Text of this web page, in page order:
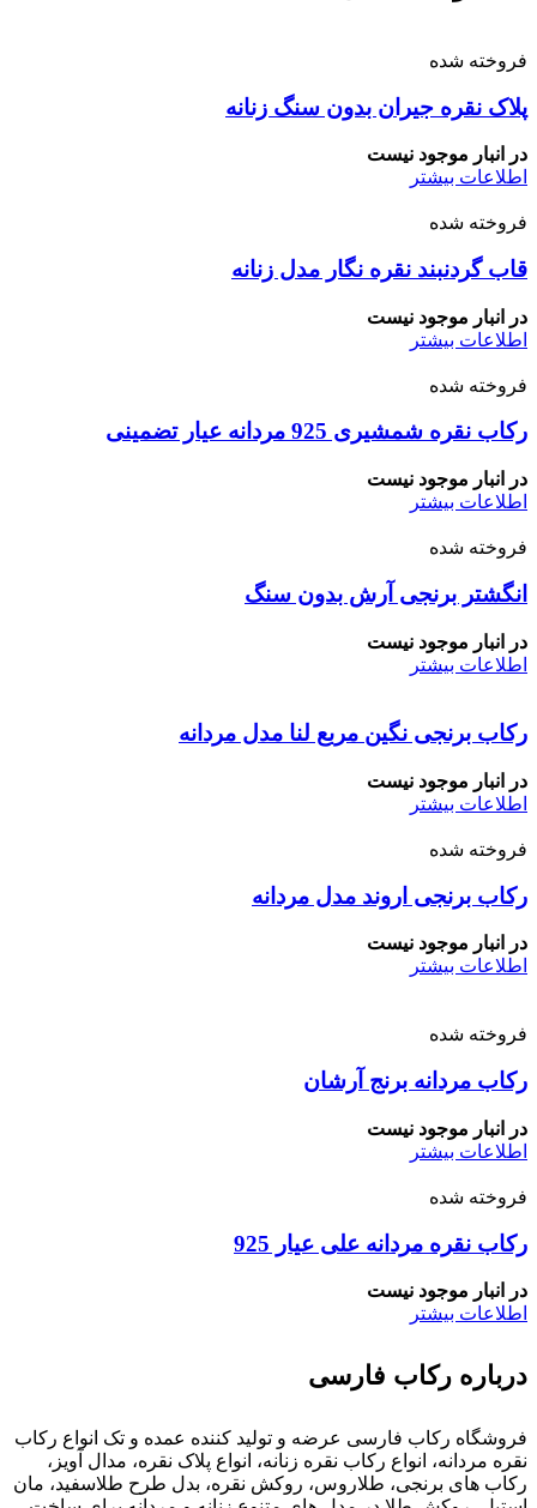
فروخته شده
پلاک نقره جیران بدون سنگ زنانه
در انبار موجود نیست
اطلاعات بیشتر
فروخته شده
قاب گردنبند نقره نگار مدل زنانه
در انبار موجود نیست
اطلاعات بیشتر
فروخته شده
رکاب نقره شمشیری 925 مردانه عیار تضمینی
در انبار موجود نیست
اطلاعات بیشتر
فروخته شده
انگشتر برنجی آرش بدون سنگ
در انبار موجود نیست
اطلاعات بیشتر
رکاب برنجی نگین مربع لنا مدل مردانه
در انبار موجود نیست
اطلاعات بیشتر
فروخته شده
رکاب برنجی اروند مدل مردانه
در انبار موجود نیست
اطلاعات بیشتر
فروخته شده
رکاب مردانه برنج آرشان
در انبار موجود نیست
اطلاعات بیشتر
فروخته شده
رکاب نقره مردانه علی عیار 925
در انبار موجود نیست
اطلاعات بیشتر
درباره رکاب فارسی
فروشگاه رکاب فارسی عرضه و تولید کننده عمده و تک انواع رکاب
نقره مردانه، انواع رکاب نقره زنانه، انواع پلاک نقره، مدال آویز،
رکاب های برنجی، طلاروس، روکش نقره، بدل طرح طلاسفید، مان